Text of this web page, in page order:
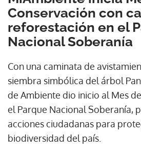
Conservación con
reforestación en el
Nacional Soberanía
Con una caminata de
siembra simbólica del árbol
de Ambiente dio inicio al Mes
el Parque Nacional Soberanía,
acciones ciudadanas para
biodiversidad del país.